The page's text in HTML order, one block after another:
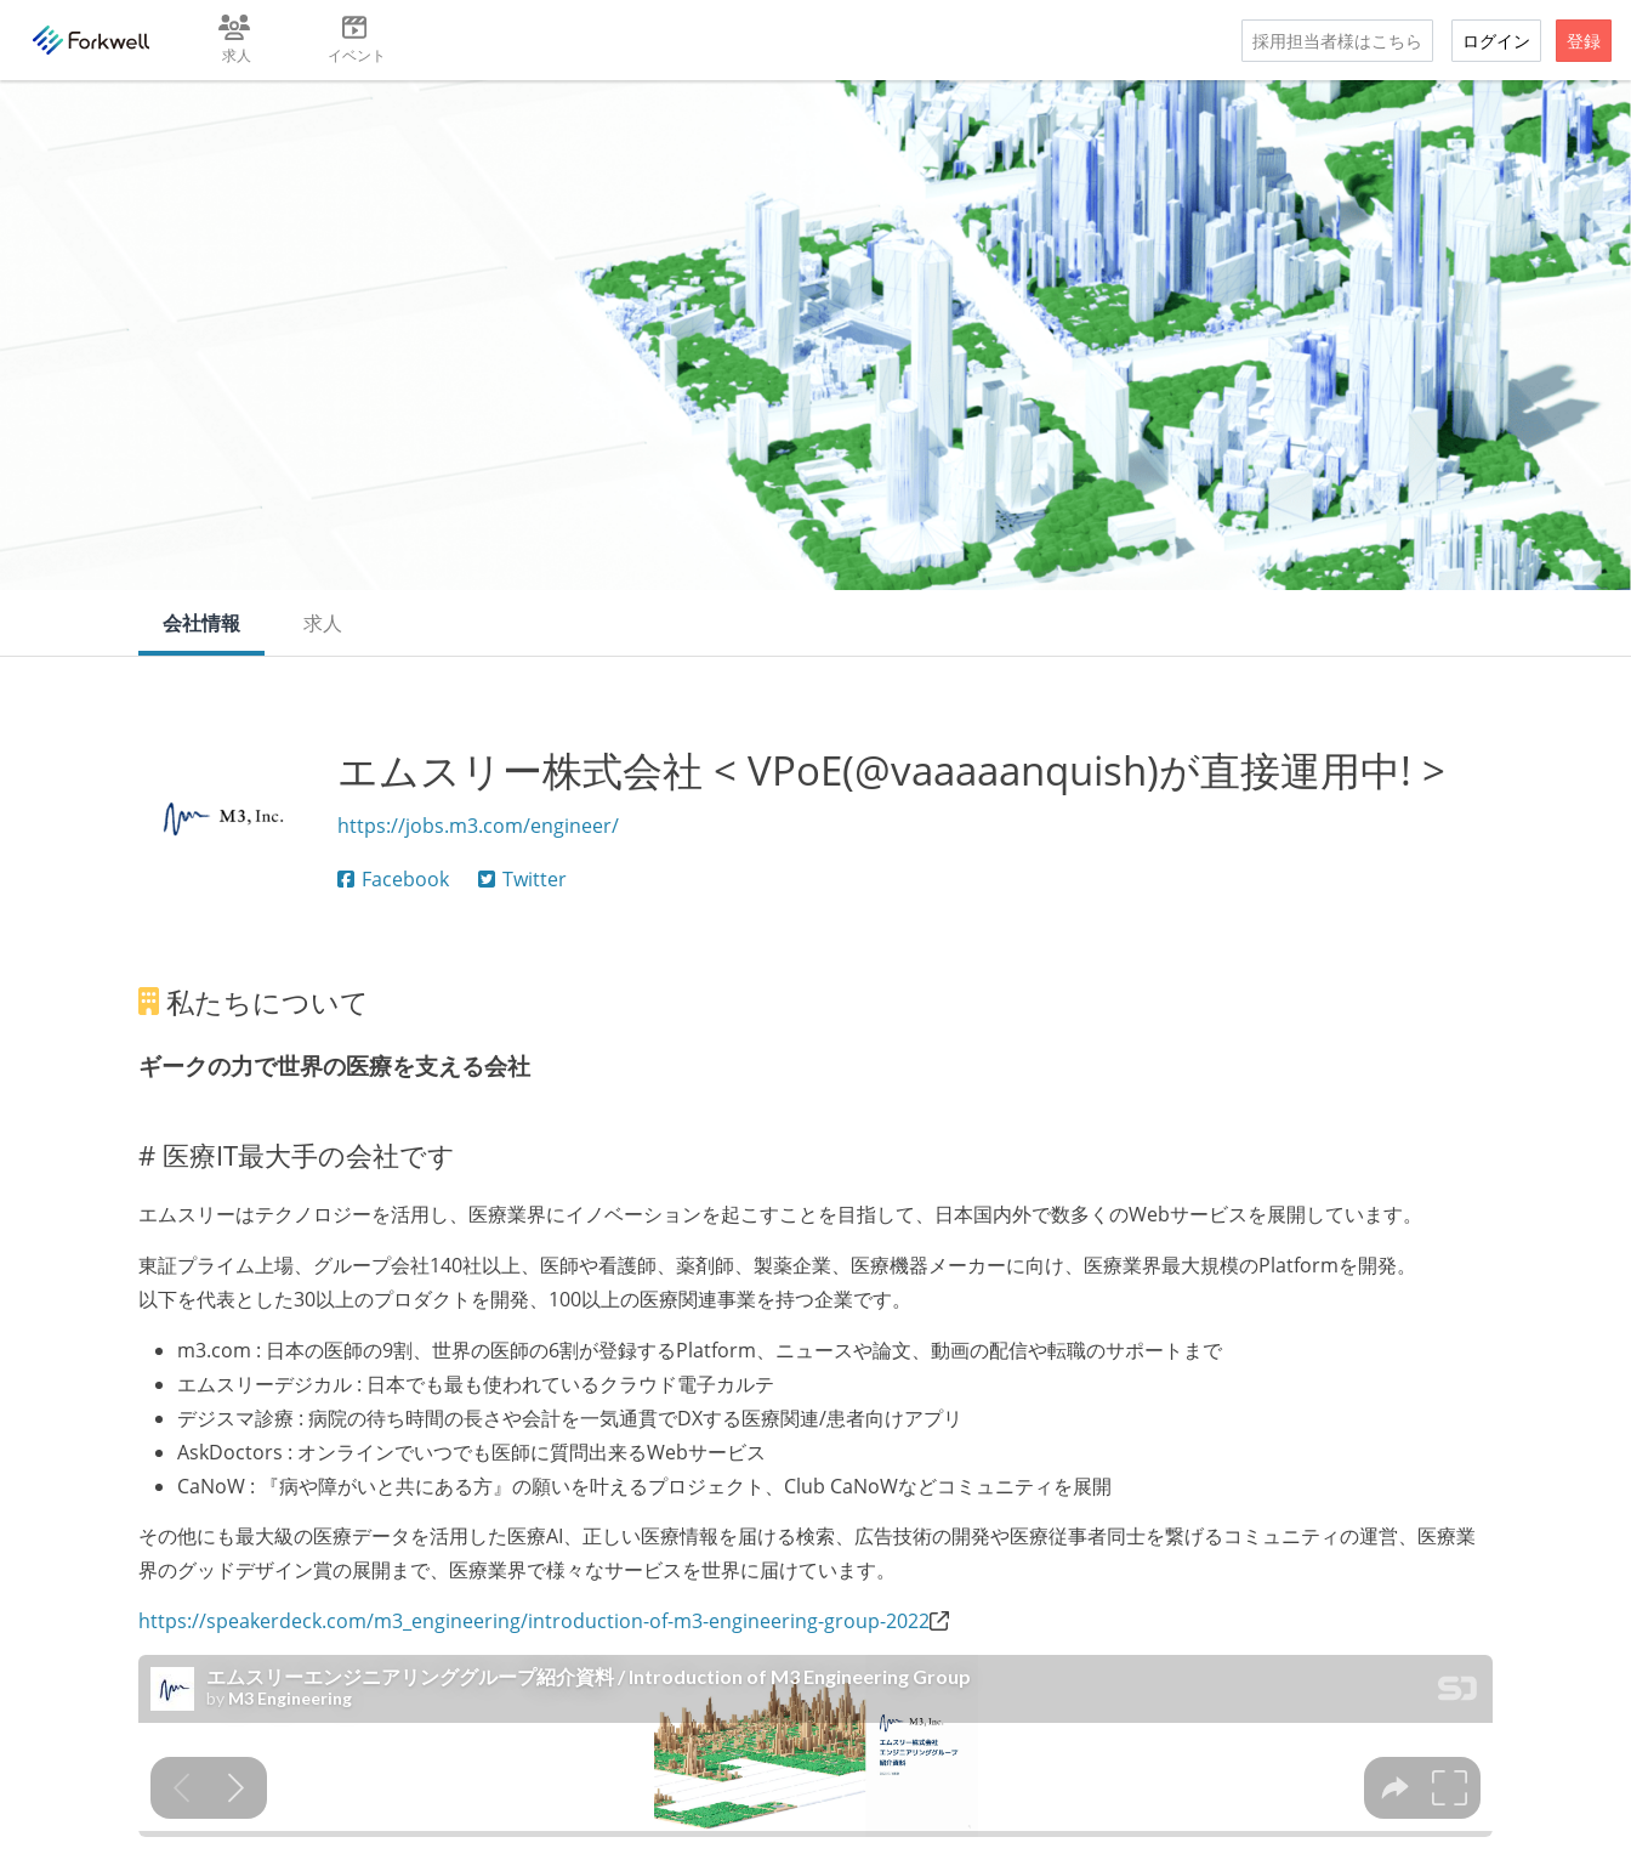
求人 イベント
採用担当者様はこちら ログイン 登録
会社情報 求人
エムスリー株式会社 < VPoE(@vaaaaanquish)が直接運用中! >
https://jobs.m3.com/engineer/
Facebook
Twitter
私たちについて
ギークの力で世界の医療を支える会社
# 医療IT最大手の会社です
エムスリーはテクノロジーを活用し、医療業界にイノベーションを起こすことを目指して、日本国内外で数多くのWebサービスを展開しています。
東証プライム上場、グループ会社140社以上、医師や看護師、薬剤師、製薬企業、医療機器メーカーに向け、医療業界最大規模のPlatformを開発。
以下を代表とした30以上のプロダクトを開発、100以上の医療関連事業を持つ企業です。
m3.com : 日本の医師の9割、世界の医師の6割が登録するPlatform、ニュースや論文、動画の配信や転職のサポートまで
エムスリーデジカル : 日本でも最も使われているクラウド電子カルテ
デジスマ診療 : 病院の待ち時間の長さや会計を一気通貫でDXする医療関連/患者向けアプリ
AskDoctors : オンラインでいつでも医師に質問出来るWebサービス
CaNoW : 『病や障がいと共にある方』の願いを叶えるプロジェクト、Club CaNoWなどコミュニティを展開
その他にも最大級の医療データを活用した医療AI、正しい医療情報を届ける検索、広告技術の開発や医療従事者同士を繋げるコミュニティの運営、医療業
界のグッドデザイン賞の展開まで、医療業界で様々なサービスを世界に届けています。
https://speakerdeck.com/m3_engineering/introduction-of-m3-engineering-group-2022